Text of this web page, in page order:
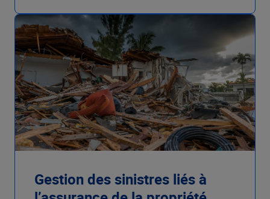
Gestion des sinistres liés à